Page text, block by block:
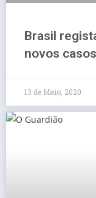
Brasil
novos
13 de Maio, 2020